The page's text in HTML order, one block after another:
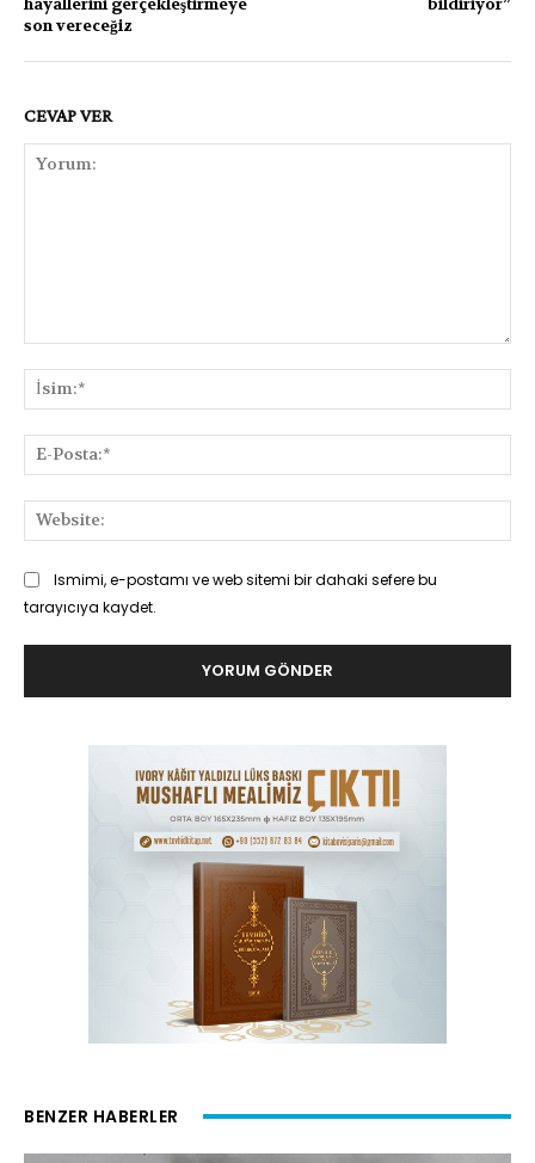
son vereceğiz
CEVAP VER
Ismimi, e-postamı ve web sitemi bir dahaki sefere bu
tarayıcıya kaydet.
BENZER HABERLER